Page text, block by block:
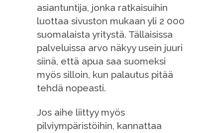
asiantuntija, jonka ratkaisuihin
luottaa sivuston mukaan yli 2 000
suomalaista yritystä. Tällaisissa
palveluissa arvo näkyy usein juuri
siinä, että apua saa suomeksi
myös silloin, kun palautus pitää
tehdä nopeasti.
Jos aihe liittyy myös
pilviympäristöihin, kannattaa